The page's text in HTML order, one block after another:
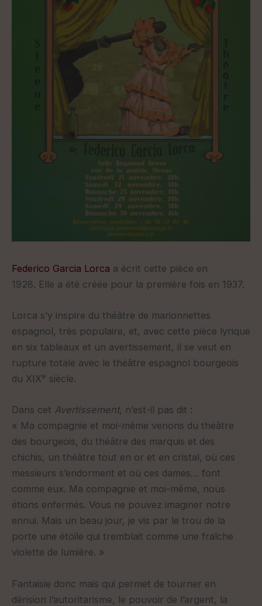
Federico Garcia Lorca a écrit cette pièce en
1928. Elle a été créée pour la première fois en 1937.
Lorca s’y inspire du théâtre de marionnettes
espagnol, très populaire, et, avec cette pièce lyrique
en six tableaux et un avertissement, il se veut en
rupture totale avec le théâtre espagnol bourgeois
du XIXe siècle.
Dans cet Avertissement, n’est-il pas dit :
« Ma compagnie et moi-même venons du théâtre
des bourgeois, du théâtre des marquis et des
chichis, un théâtre tout en or et en cristal, où ces
messieurs s’endorment et où ces dames… font
comme eux. Ma compagnie et moi-même, nous
étions enfermés. Vous ne pouvez imaginer notre
ennui. Mais un beau jour, je vis par le trou de la
porte une étoile qui tremblait comme une fraîche
violette de lumière. »
Fantaisie donc mais qui permet de tourner en
dérision l’autoritarisme, le pouvoir de l’argent, la